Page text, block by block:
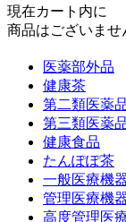
現在カート内に
商品はございませ
医薬部外品
健康茶
第二類医薬
第三類医薬
健康食品
たんぽぽ茶
一般医療機
管理医療機
高度管理医